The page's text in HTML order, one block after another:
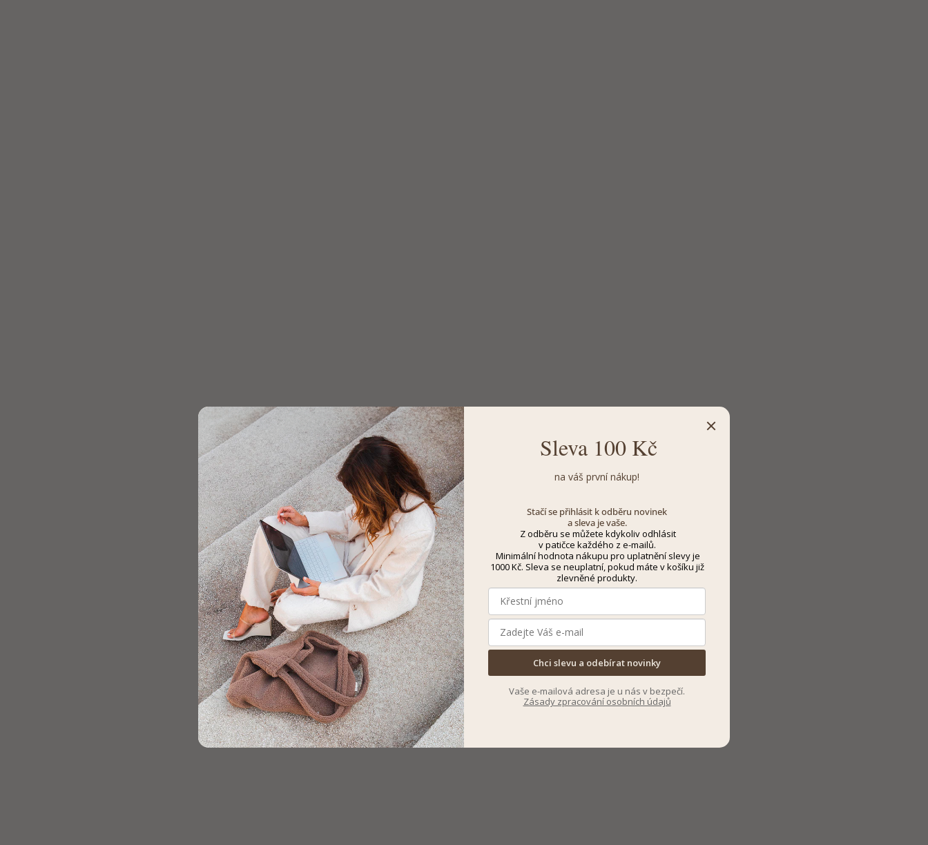
Sleva 100 Kč
na váš první nákup!
Stačí se přihlásit k odběru novinek
a sleva je vaše.
Z odběru se můžete kdykoliv odhlásit
v patičce každého z e-mailů.
Minimální hodnota nákupu pro uplatnění slevy je
1000 Kč. Sleva se neuplatní, pokud máte v košíku již
zlevněné produkty.
Chci slevu a odebírat novinky
Vaše e-mailová adresa je u nás v bezpečí.
Zásady zpracování osobních údajů